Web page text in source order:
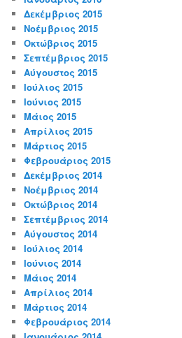
Δεκέμβριος 2015
Νοέμβριος 2015
Οκτώβριος 2015
Σεπτέμβριος 2015
Αύγουστος 2015
Ιούλιος 2015
Ιούνιος 2015
Μάιος 2015
Απρίλιος 2015
Μάρτιος 2015
Φεβρουάριος 2015
Δεκέμβριος 2014
Νοέμβριος 2014
Οκτώβριος 2014
Σεπτέμβριος 2014
Αύγουστος 2014
Ιούλιος 2014
Ιούνιος 2014
Μάιος 2014
Απρίλιος 2014
Μάρτιος 2014
Φεβρουάριος 2014